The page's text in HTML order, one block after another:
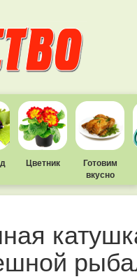
Цветник
Готовим
вкусно